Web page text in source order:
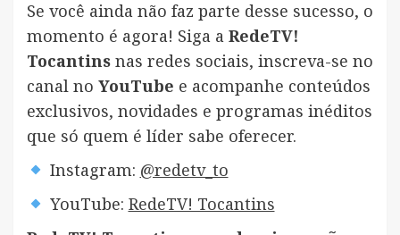
Se você ainda não faz parte desse sucesso, o
momento é agora! Siga a RedeTV!
Tocantins nas redes sociais, inscreva-se no
canal no YouTube e acompanhe conteúdos
exclusivos, novidades e programas inéditos
que só quem é líder sabe oferecer.
Instagram: @redetv_to
YouTube: RedeTV! Tocantins